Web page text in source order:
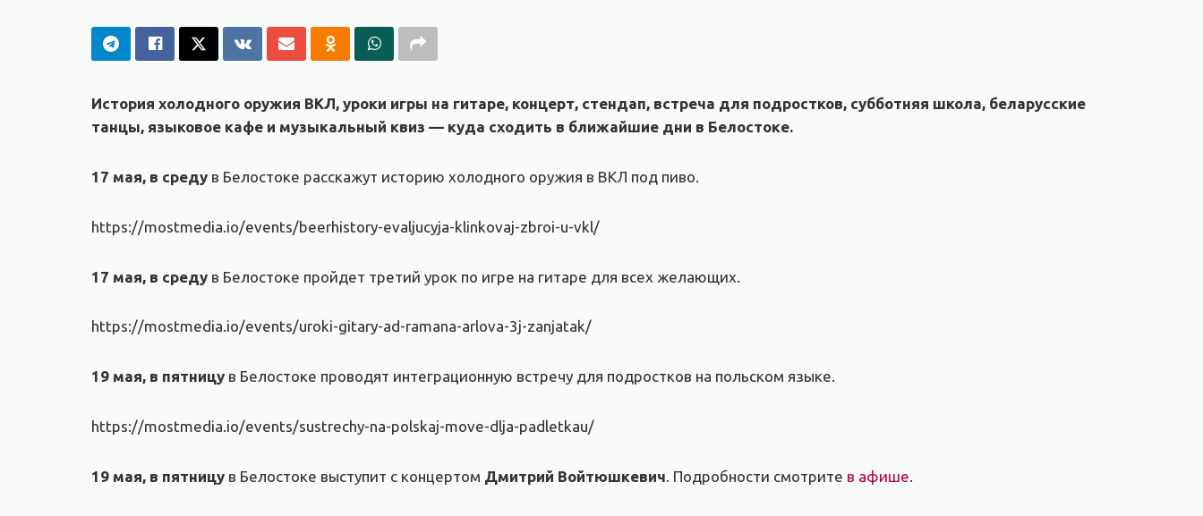
История холодного оружия ВКЛ, уроки игры на гитаре, концерт, стендап, встреча для подростков, субботняя школа, беларусские
танцы, языковое кафе и музыкальный квиз — куда сходить в ближайшие дни в Белостоке.
17 мая, в среду в Белостоке расскажут историю холодного оружия в ВКЛ под пиво.
https://mostmedia.io/events/beerhistory-evaljucyja-klinkovaj-zbroi-u-vkl/
17 мая, в среду в Белостоке пройдет третий урок по игре на гитаре для всех желающих.
https://mostmedia.io/events/uroki-gitary-ad-ramana-arlova-3j-zanjatak/
19 мая, в пятницу в Белостоке проводят интеграционную встречу для подростков на польском языке.
https://mostmedia.io/events/sustrechy-na-polskaj-move-dlja-padletkau/
19 мая, в пятницу в Белостоке выступит с концертом Дмитрий Войтюшкевич . Подробности смотрите в афише